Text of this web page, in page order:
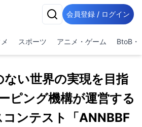
会員登録 / ログイン
スポーツ アニメ・ゲーム BtoB・
ない世界の実現を目指
ピング機構が運営する
ンテスト「ANNBBF